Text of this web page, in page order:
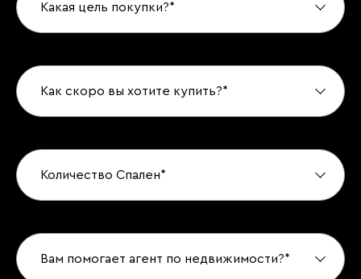
Какая цель покупки?*
Как скоро вы хотите купить?*
Количество Спален*
Вам помогает агент по недвижимости?*